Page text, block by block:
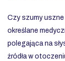
Czy szumy uszne
określane
polegająca na
źródła w